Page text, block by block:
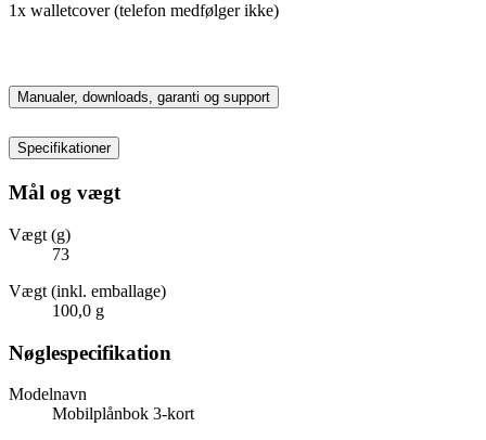
1x walletcover (telefon medfølger ikke)
Manualer, downloads, garanti og support
Specifikationer
Mål og vægt
Vægt (g)
73
Vægt (inkl. emballage)
100,0 g
Nøglespecifikation
Modelnavn
Mobilplånbok 3-kort